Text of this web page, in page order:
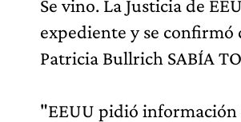
Se vino. La Justicia de
expediente y se confirmó
Patricia Bullrich SABÍA
"EEUU pidió información